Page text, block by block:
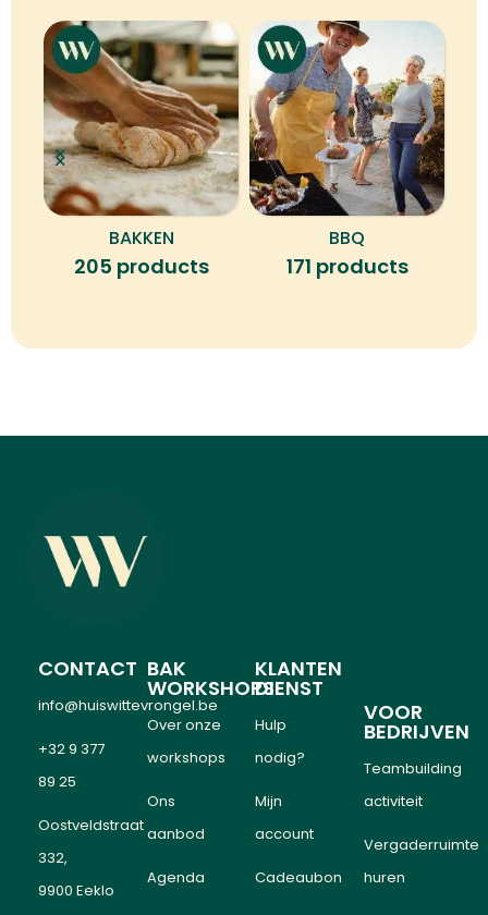
BAKKEN
205 products
BBQ
171 products
CONTACT
info@huiswittevrongel.be
+32 9 377
89 25
Oostveldstraat
332,
9900 Eeklo
BAK
WORKSHOPS
Over onze
workshops
Ons
aanbod
Agenda
KLANTEN
DIENST
Hulp
nodig?
Mijn
account
Cadeaubon
VOOR
BEDRIJVEN
Teambuilding
activiteit
Vergaderruimte
huren